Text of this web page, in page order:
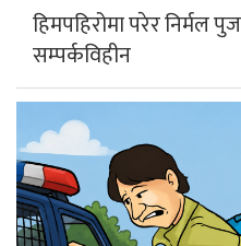
हिमपहिरोमा परेर निर्मल
सम्पर्कविहीन